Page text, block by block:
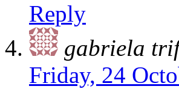
Reply
gabriela
Friday, 24